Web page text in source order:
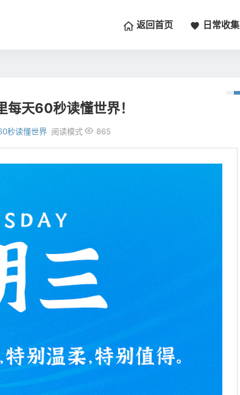
返回首页 日常收集
天60秒读懂世界！
秒读懂世界 865
阅读模式